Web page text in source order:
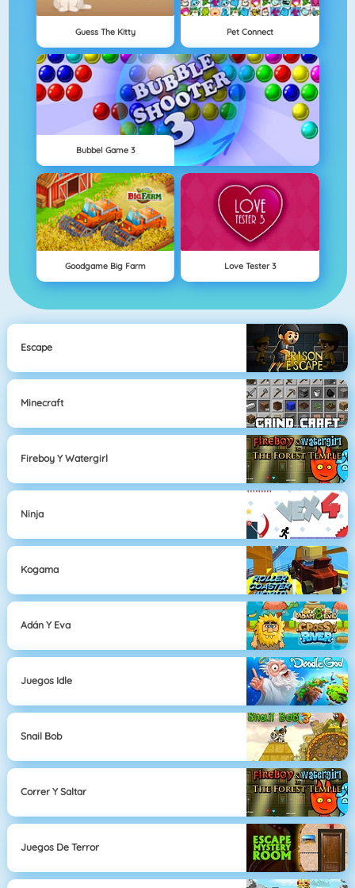
Guess The Kitty Pet Connect
Bubbel Game 3
Goodgame Big Farm Love Tester 3
Escape
Minecraft
Fireboy Y Watergirl
Ninja
Kogama
Adán Y Eva
Juegos Idle
Snail Bob
Correr Y Saltar
Juegos De Terror